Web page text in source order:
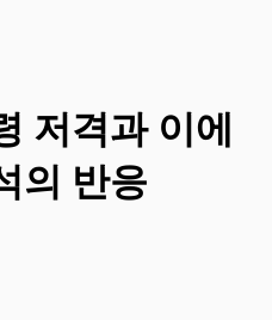
저격과 이에
의 반응